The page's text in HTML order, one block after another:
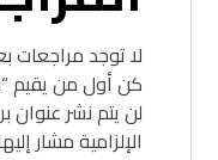
لا توجد مراجعات
كن أول من يقيم
لن يتم نشر عنوان
الإلزامية مشار